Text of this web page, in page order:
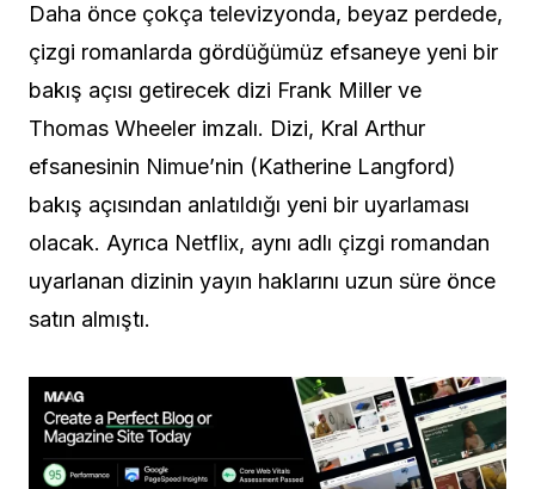
Daha önce çokça televizyonda, beyaz perdede,
çizgi romanlarda gördüğümüz efsaneye yeni bir
bakış açısı getirecek dizi Frank Miller ve
Thomas Wheeler imzalı. Dizi, Kral Arthur
efsanesinin Nimue’nin (Katherine Langford)
bakış açısından anlatıldığı yeni bir uyarlaması
olacak. Ayrıca Netflix, aynı adlı çizgi romandan
uyarlanan dizinin yayın haklarını uzun süre önce
satın almıştı.